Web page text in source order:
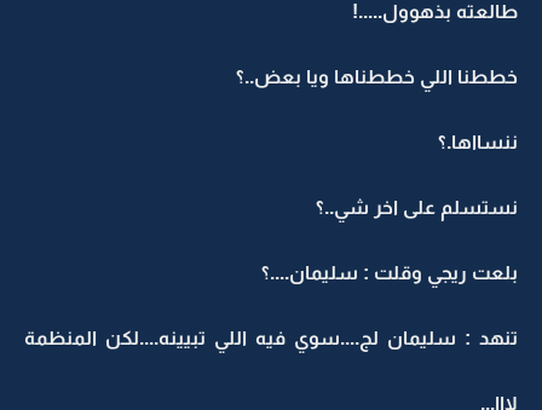
طالعته بذهوول.....!
خططنا اللي خططناها ويا بعض..؟
ننسااها.؟
نستسلم على اخر شي..؟
بلعت ريجي وقلت : سليمان....؟
تنهد : سليمان لج....سوي فيه اللي تبيينه....لكن المنظمة
لااا...